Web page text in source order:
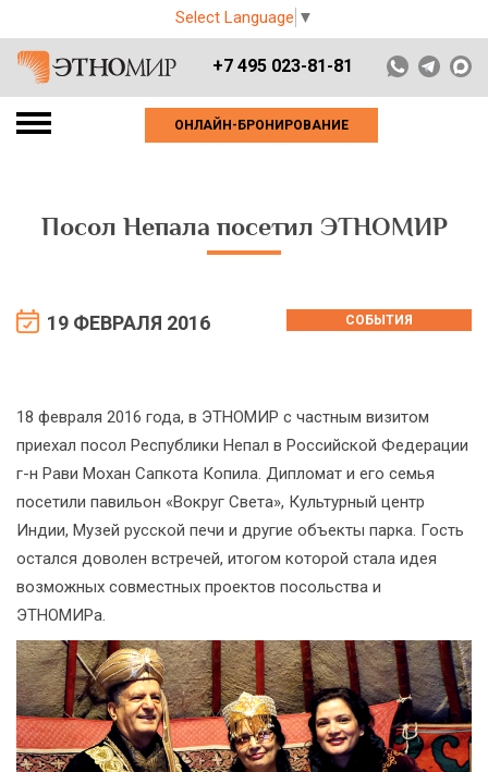
Select Language ▼
+7 495 023-81-81
ОНЛАЙН-БРОНИРОВАНИЕ
Посол Непала посетил ЭТНОМИР
19 ФЕВРАЛЯ 2016 СОБЫТИЯ
18 февраля 2016 года, в ЭТНОМИР с частным визитом
приехал посол Республики Непал в Российской Федерации
г-н Рави Мохан Сапкота Копила. Дипломат и его семья
посетили павильон «Вокруг Света», Культурный центр
Индии, Музей русской печи и другие объекты парка. Гость
остался доволен встречей, итогом которой стала идея
возможных совместных проектов посольства и
ЭТНОМИРа.